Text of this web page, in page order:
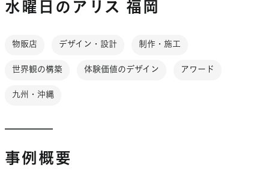
水曜日のアリス 福岡
物販店 デザイン・設計 制作・施工
世界観の構築 体験価値のデザイン アワード
九州・沖縄
事例概要